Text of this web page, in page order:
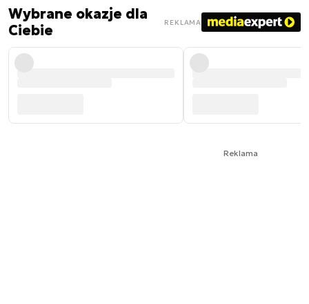
Wybrane okazje dla
Ciebie
REKLAMA
Reklama